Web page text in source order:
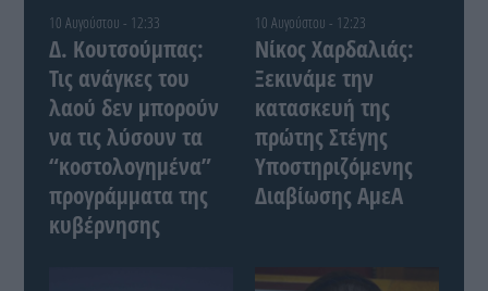
10 Αυγούστου - 12:33
Δ. Κουτσούμπας:
Τις ανάγκες του
λαού δεν μπορούν
να τις λύσουν τα
“κοστολογημένα”
προγράμματα της
κυβέρνησης
10 Αυγούστου - 12:23
Νίκος Χαρδαλιάς:
Ξεκινάμε την
κατασκευή της
πρώτης Στέγης
Υποστηριζόμενης
Διαβίωσης ΑμεΑ